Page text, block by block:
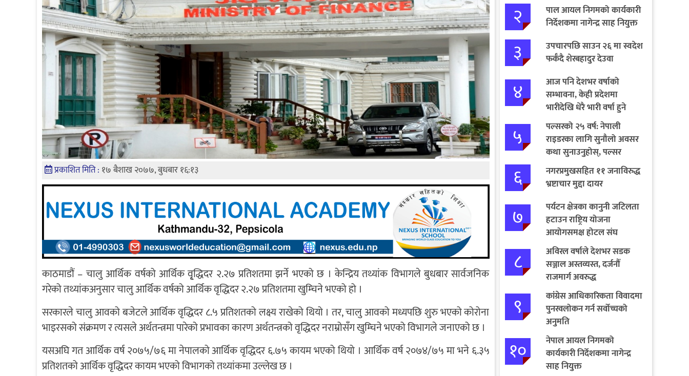
प्रकाशित मिति : १७ बैशाख २०७७, बुधबार १६:१३
काठमाडौं – चालु आर्थिक वर्षको आर्थिक वृ्द्धिदर २.२७ प्रतिशतमा झर्ने भएको छ । केन्द्रिय तथ्यांक विभागले बुधबार सार्वजनिक
गरेको तथ्यांकअनुसार चालु आर्थिक वर्षको आर्थिक वृद्धिदर २.२७ प्रतिशतमा खुम्चिने भएको हो ।
सरकारले चालु आवको बजेटले आर्थिक वृद्धिदर ८.५ प्रतिशतको लक्ष्य राखेको थियो । तर, चालु आवको मध्यपछि शुरु भएको कोरोना
भाइरसको संक्रमण र त्यसले अर्थतन्त्रमा पारेको प्रभावका कारण अर्थतन्त्रको वृद्धिदर नराम्रोसँग खुम्चिने भएको विभागले जनाएको छ ।
यसअघि गत आर्थिक वर्ष २०७५/७६ मा नेपालको आर्थिक वृद्धिदर ६.७५ कायम भएको थियो । आर्थिक वर्ष २०७४/७५ मा भने ६.३५
प्रतिशतको आर्थिक वृद्धिदर कायम भएको विभागको तथ्यांकमा उल्लेख छ ।
२
पाल आयल निगमको कार्यकारी
निर्देशकमा नागेन्द्र साह नियुक्त
३
उपचारपछि साउन २६ मा स्वदेश
फर्कँदै शेरबहादुर देउवा
४
आज पनि देशभर वर्षाको
सम्भावना, केही प्रदेशमा
भारीदेखि धेरै भारी वर्षा हुने
चेतावनी
५
पल्सरको २५ वर्ष: नेपाली
राइडरका लागि सुनौलो अवसर
कथा सुनाउनुहोस्, पल्सर
जित्नुहोस्
६
नगरप्रमुखसहित ११ जनाविरुद्ध
भ्रष्टाचार मुद्दा दायर
७
पर्यटन क्षेत्रका कानुनी जटिलता
हटाउन राष्ट्रिय योजना
आयोगसमक्ष होटल संघ
बागमतीका पाँचबुँदे माग
८
अविरल वर्षाले देशभर सडक
सञ्जाल अस्तव्यस्त, दर्जनौँ
राजमार्ग अवरुद्ध
९
कांग्रेस आधिकारिकता विवादमा
पुनरवलोकन गर्न सर्वोच्चको
अनुमति
१०
नेपाल आयल निगमको
कार्यकारी निर्देशकमा नागेन्द्र
साह नियुक्त